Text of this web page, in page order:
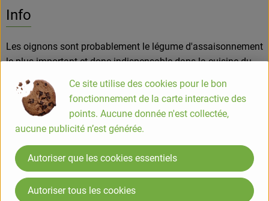
Info
Les oignons sont probablement le légume d'assaisonnement
le plus important et donc indispensable dans la cuisine du
monde entier.
L'oignon tire son nom du latin cepula = diminutif de cepa -
oignon.
Botanique :
Famille des Liliacées (plantes de lys) ;
Utilisation :
Ce site utilise des cookies pour le bon
fonctionnement de la carte interactive des
points. Aucune donnée n'est collectée,
aucune publicité n’est générée.
Autoriser que les cookies essentiels
Autoriser tous les cookies